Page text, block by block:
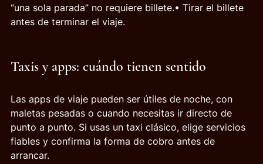
“una sola parada” no requiere billete.• Tirar el billete
antes de terminar el viaje.
Taxis y apps: cuándo tienen sentido
Las apps de viaje pueden ser útiles de noche, con
maletas pesadas o cuando necesitas ir directo de
punto a punto. Si usas un taxi clásico, elige servicios
fiables y confirma la forma de cobro antes de
arrancar.